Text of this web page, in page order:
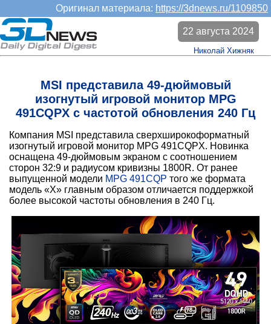
Оригинал материала: https://3dnews.ru/1109850
MSI представила 49-дюймовый
изогнутый игровой монитор MPG
491CQPX с частотой обновления 240 Гц
22 августа 2024
Николай Хижняк
Компания MSI представила сверхширокоформатный
изогнутый игровой монитор MPG 491CQPX. Новинка
оснащена 49-дюймовым экраном с соотношением
сторон 32:9 и радиусом кривизны 1800R. От ранее
выпущенной модели MPG 491CQP того же формата
модель «X» главным образом отличается поддержкой
более высокой частоты обновления в 240 Гц.